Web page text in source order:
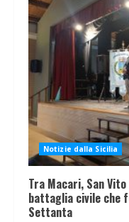
Notizie dalla Sicilia
Tra Macari, San
battaglia civile che
Settanta